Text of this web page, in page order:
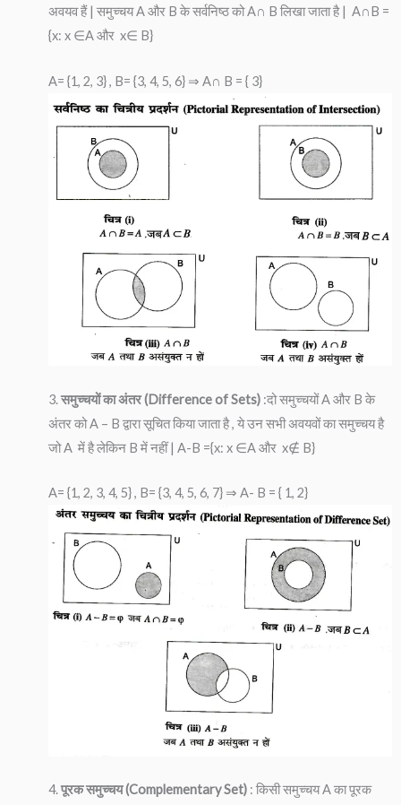
अवयव हैं | समुच्चय A और B के सर्वनिष्ठ को A∩ B लिखा जाता है | A∩B =
{x: x ∈A और x∈ B}
A= {1, 2, 3} , B= {3, 4, 5, 6} ⇒ A∩ B = { 3}
3.समुच्चयों का अंतर (Difference of Sets):दो समुच्चयों A और B के
अंतर को A – B द्वारा सूचित किया जाता है , ये उन सभी अवयवों का समुच्चय है
जो A में है लेकिन B में नहीं | A-B ={x: x ∈A और x∉ B}
A= {1, 2, 3, 4, 5} , B= {3, 4, 5, 6, 7} ⇒ A- B = { 1, 2}
4.पूरक समुच्चय (Complementary Set): किसी समुच्चय A का पूरक